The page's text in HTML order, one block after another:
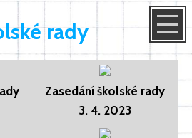
rady
Zasedání školské rady
3. 4. 2023